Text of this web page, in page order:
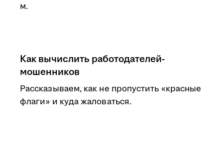
м.
Как вычислить работодателей-
мошенников
Рассказываем, как не пропустить «красные
флаги» и куда жаловаться.